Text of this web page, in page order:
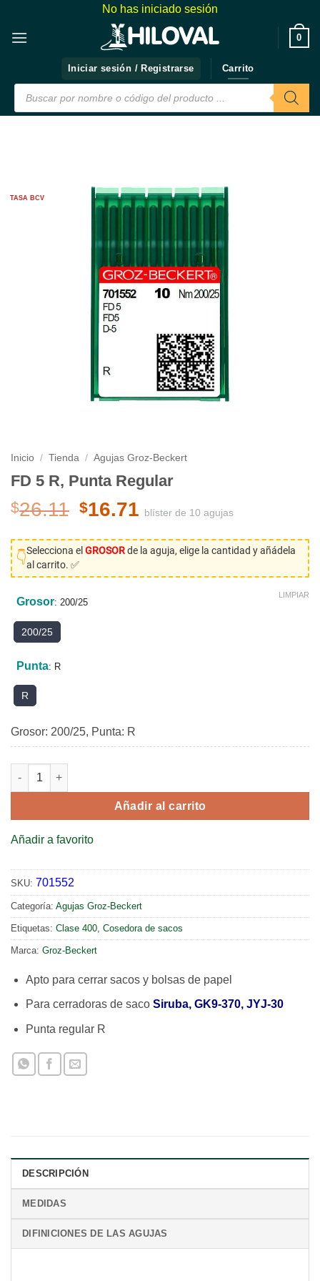
contenido
No has iniciado sesión
0
Iniciar sesión / Registrarse Carrito
Búsqueda
Inicio / Tienda / Agujas Groz-Beckert
FD 5 R, Punta Regular
$26.11 El
original
era:
$26.11.
$16.71 El
actual
es:
$16.71.
blíster de 10 agujas
👇Selecciona el GROSORde la aguja, elige la cantidad y añádela
al carrito. ✅
Grosor: 200/25
200/25
Punta: R
R
LIMPIAR
Grosor: 200/25, Punta: R
FD 5 R, Punta Regular cantidad
Añadir al carrito
Añadir a favorito
SKU: 701552
Categoría: Agujas Groz-Beckert
Etiquetas: Clase 400 Cosedora de sacos
Marca: Groz-Beckert
Apto para cerrar sacos y bolsas de papel
Para cerradoras de saco Siruba, GK9-370, ‎JYJ-30
Punta regular R
DESCRIPCIÓN
MEDIDAS
DIFINICIONES DE LAS AGUJAS